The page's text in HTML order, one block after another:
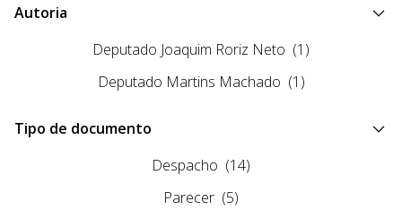
Autoria
Deputado Joaquim Roriz Neto (1)
Deputado Martins Machado (1)
Tipo de documento
Despacho (14)
Parecer (5)